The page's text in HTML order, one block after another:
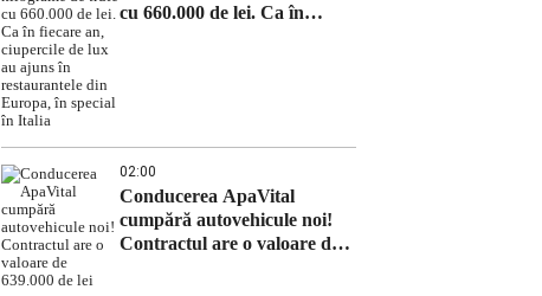
cu 660.000 de lei. Ca în
02:00
Conducerea ApaVital
cumpără autovehicule noi!
Contractul are o valoare de